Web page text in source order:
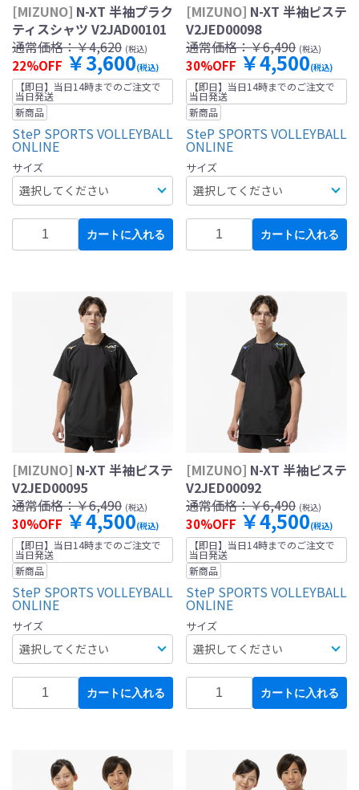
[MIZUNO] N-XT 半袖プラク
ティスシャツ V2JAD00101
通常価格：￥4,620 (税込)
22%OFF ￥3,600(税込)
【即日】当日14時までのご注文で
当日発送
新商品
SteP SPORTS VOLLEYBALL
ONLINE
サイズ
カートに入れる
[MIZUNO] N-XT 半袖ピステ
V2JED00098
通常価格：￥6,490 (税込)
30%OFF ￥4,500(税込)
【即日】当日14時までのご注文で
当日発送
新商品
SteP SPORTS VOLLEYBALL
ONLINE
サイズ
カートに入れる
[MIZUNO] N-XT 半袖ピステ
V2JED00095
通常価格：￥6,490 (税込)
30%OFF ￥4,500(税込)
【即日】当日14時までのご注文で
当日発送
新商品
SteP SPORTS VOLLEYBALL
ONLINE
サイズ
カートに入れる
[MIZUNO] N-XT 半袖ピステ
V2JED00092
通常価格：￥6,490 (税込)
30%OFF ￥4,500(税込)
【即日】当日14時までのご注文で
当日発送
新商品
SteP SPORTS VOLLEYBALL
ONLINE
サイズ
カートに入れる